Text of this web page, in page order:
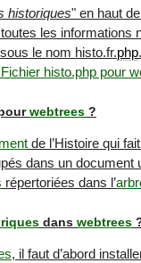
historiques" en haut
les informations
sous le nom histo.fr.php
Fichier histo.php pour
webtrees?
de l’Histoire qui
dans un
répertoriées dans l’
dans webtrees
, il faut d’abord